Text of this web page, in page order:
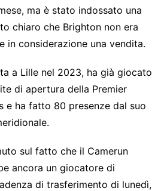
ma è stato indossato una
chiaro che Brighton non era
in considerazione una vendita.
a Lille nel 2023, ha già giocato
di apertura della Premier
e ha fatto 80 presenze dal suo
sul fatto che il Camerun
ancora un giocatore di
di trasferimento di lunedì,